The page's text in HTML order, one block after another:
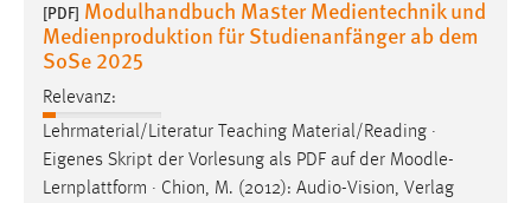
[PDF] Modulhandbuch Master Medientechnik und
Medienproduktion für Studienanfänger ab dem
SoSe 2025
Relevanz:
Lehrmaterial/Literatur Teaching Material/Reading ·
Eigenes Skript der Vorlesung als PDF auf der Moodle-
Lernplattform · Chion, M. (2012): Audio-Vision, Verlag